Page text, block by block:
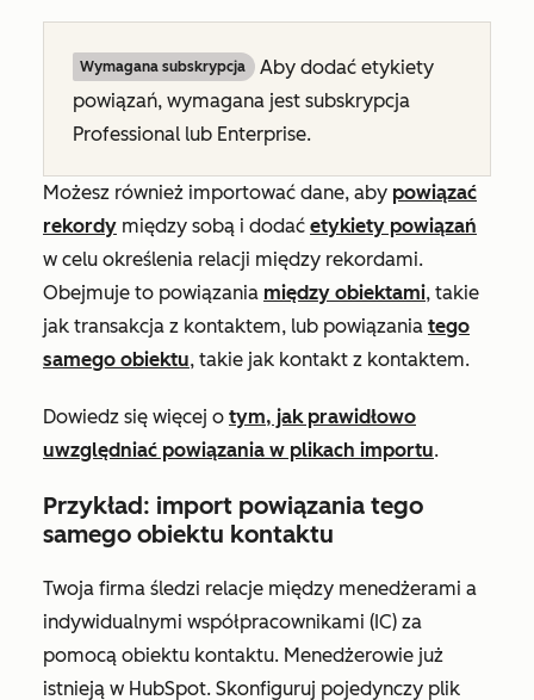
Wymagana subskrypcja
Aby dodać etykiety
powiązań, wymagana jest subskrypcja
Professional lub Enterprise.
Możesz również importować dane, aby powiązać
rekordy między sobą i dodać etykiety powiązań
w celu określenia relacji między rekordami.
Obejmuje to powiązania między obiektami, takie
jak transakcja z kontaktem, lub powiązania tego
samego obiektu, takie jak kontakt z kontaktem.
Dowiedz się więcej o tym, jak prawidłowo
uwzględniać powiązania w plikach importu.
Przykład: import powiązania tego
samego obiektu kontaktu
Twoja firma śledzi relacje między menedżerami a
indywidualnymi współpracownikami (IC) za
pomocą obiektu kontaktu. Menedżerowie już
istnieją w HubSpot. Skonfiguruj pojedynczy plik